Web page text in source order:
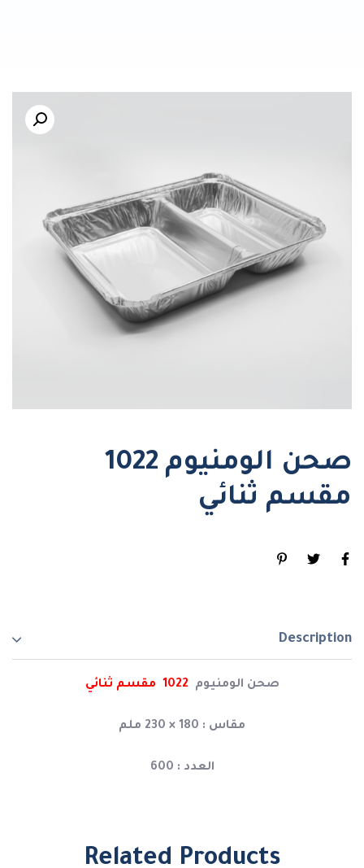
صحن الومنيوم 1022
مقسم ثنائي
Description
صحن الومنيوم
مقاس : 180 × 230 ملم
العدد : 600
Related Products